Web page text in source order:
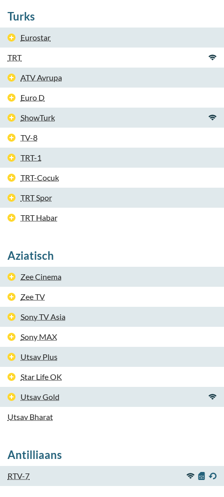
Turks
Eurostar
TRT
ATV Avrupa
Euro D
ShowTurk
TV-8
TRT-1
TRT-Cocuk
TRT Spor
TRT Habar
Aziatisch
Zee Cinema
Zee TV
Sony TV Asia
Sony MAX
Utsav Plus
Star Life OK
Utsav Gold
Utsav Bharat
Antilliaans
RTV-7